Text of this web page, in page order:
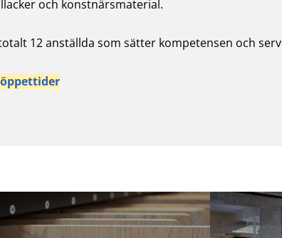
och konstnärsmaterial.
12 anställda som sätter kompetensen och